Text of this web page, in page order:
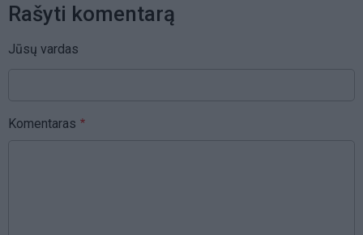
Rašyti komentarą
Jūsų vardas
Komentaras